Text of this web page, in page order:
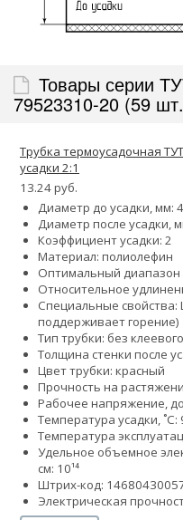
Товары серии
79523310-20 (59
Трубка термоусадочная
усадки 2:1
13.24 руб.
Диаметр до усадки, мм: 4
Диаметр после усадки,
Коэффициент усадки: 2
Материал: полиолефин
Оптимальный диапазон
Относительное
Специальные свойства:
поддерживает горение)
Тип трубки: без
Толщина стенки после
Цвет трубки: красный
Прочность на
Рабочее напряжение,
Температура усадки, ˚С:
Температура
Удельное объемное
см: 10¹⁴
Штрих-код:
Электрическая